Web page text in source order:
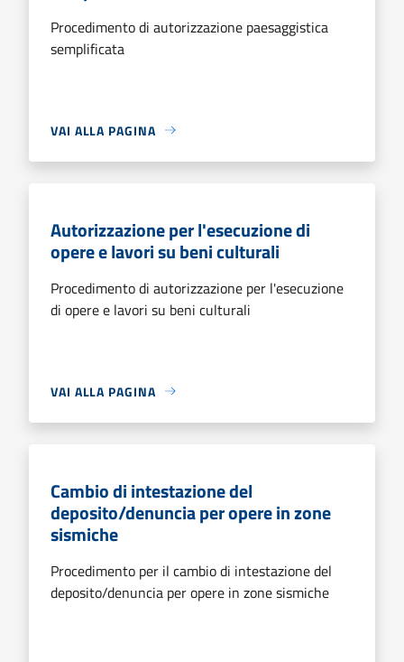
Procedimento di autorizzazione paesaggistica
semplificata
VAI ALLA PAGINA
Autorizzazione per l'esecuzione di
opere e lavori su beni culturali
Procedimento di autorizzazione per l'esecuzione
di opere e lavori su beni culturali
VAI ALLA PAGINA
Cambio di intestazione del
deposito/denuncia per opere in zone
sismiche
Procedimento per il cambio di intestazione del
deposito/denuncia per opere in zone sismiche